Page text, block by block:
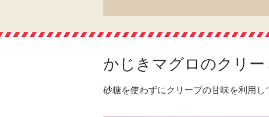
かじきマグロのクリ
砂糖を使わずにクリープの甘味を利用